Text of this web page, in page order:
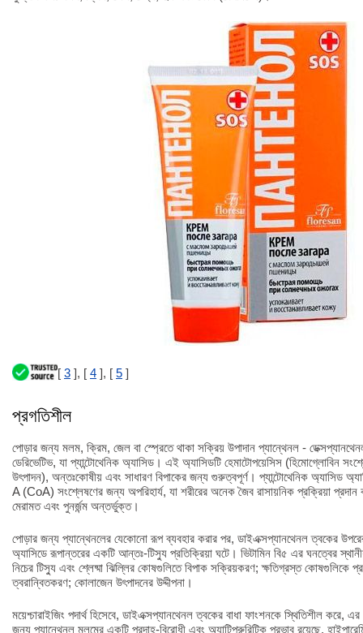
[ 3 ], [ 4 ], [ 5 ]
প্রগতিশীল
পোড়ার জন্য মলম, ক্রিম, জেল বা স্প্রেতে থাকা সক্রিয় উপাদান প্যান্থেনল -
ডেরিভেটিভ, যা প্যান্টোথেনিক অ্যাসিড। এই অ্যাসিডটি হেমাটোপয়েসিস (হিমোগ্লোবিন
উৎপাদন), অন্তঃকোষীয় এবং সাধারণ বিপাকের জন্য গুরুত্বপূর্ণ। প্যান্টোথেনিক অ্যাসিড
A (CoA) সংশ্লেষণের জন্য অপরিহার্য, যা শরীরের অনেক জৈব রাসায়নিক প্রক্রিয়া প্রদান
মেরামত এবং পুনর্জন্ম অন্তর্ভুক্ত।
পোড়ার জন্য প্যান্থেনলের যেকোনো রূপ ব্যবহার করার পর, ডাইএক্সপ্যানথেনল ত্বকের
অ্যাসিডে রূপান্তরের একটি আন্তঃ-টিস্যু প্রতিক্রিয়া ঘটে। ভিটামিন বি৫ এর ঘনত্বের
নিচের টিস্যু এবং শ্লেষ্মা ঝিল্লির কোষগুলিতে বিপাক সক্রিয়করণ; ক্ষতিগ্রস্ত কোষগুলিকে
ত্বরান্বিতকরণ; কোলাজেন উৎপাদনের উদ্দীপনা।
ময়েশ্চারাইজিং পদার্থ হিসেবে, ডাইএক্সপ্যানথেনল ত্বকের বাধা ফাংশনকে স্থিতিশীল করে,
জন্য প্যান্থেনল মলমের একটি প্রদাহ-বিরোধী এবং অ্যান্টিপ্রুরিটিক প্রভাব রয়েছে,